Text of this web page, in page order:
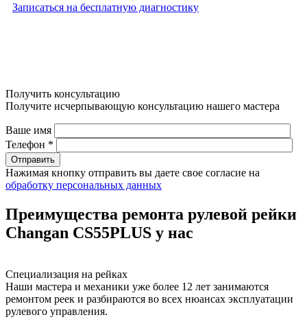
Записаться на бесплатную диагностику
Получить консультацию
Получите исчерпывающую консультацию нашего мастера
Ваше имя
Телефон *
Нажимая кнопку отправить вы даете свое согласие на
обработку персональных данных
Преимущества ремонта рулевой рейки
Changan CS55PLUS у нас
Специализация на рейках
Наши мастера и механики уже более 12 лет занимаются
ремонтом реек и разбираются во всех нюансах эксплуатации
рулевого управления.